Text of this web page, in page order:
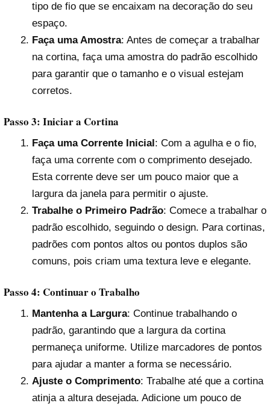
tipo de fio que se encaixam na decoração do seu
espaço.
Faça uma Amostra: Antes de começar a trabalhar
na cortina, faça uma amostra do padrão escolhido
para garantir que o tamanho e o visual estejam
corretos.
Passo 3: Iniciar a Cortina
Faça uma Corrente Inicial: Com a agulha e o fio,
faça uma corrente com o comprimento desejado.
Esta corrente deve ser um pouco maior que a
largura da janela para permitir o ajuste.
Trabalhe o Primeiro Padrão: Comece a trabalhar o
padrão escolhido, seguindo o design. Para cortinas,
padrões com pontos altos ou pontos duplos são
comuns, pois criam uma textura leve e elegante.
Passo 4: Continuar o Trabalho
Mantenha a Largura: Continue trabalhando o
padrão, garantindo que a largura da cortina
permaneça uniforme. Utilize marcadores de pontos
para ajudar a manter a forma se necessário.
Ajuste o Comprimento: Trabalhe até que a cortina
atinja a altura desejada. Adicione um pouco de